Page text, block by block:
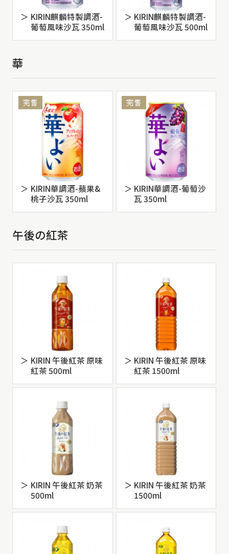
KIRIN麒麟特製調酒-
葡萄風味沙瓦 350ml
KIRIN麒麟特製調酒-
葡萄風味沙瓦 500ml
華
KIRIN華調酒-蘋果&
桃子沙瓦 350ml
KIRIN華調酒-葡萄沙
瓦 350ml
午後の紅茶
KIRIN 午後紅茶 原味
紅茶 500ml
KIRIN 午後紅茶 原味
紅茶 1500ml
KIRIN 午後紅茶 奶茶
500ml
KIRIN 午後紅茶 奶茶
1500ml